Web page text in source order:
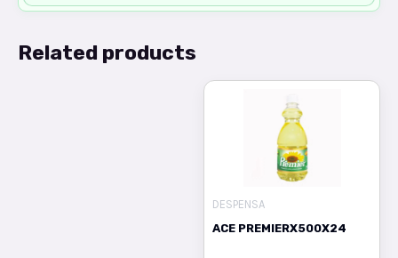
Related products
DESPENSA
ACE PREMIERX500X24